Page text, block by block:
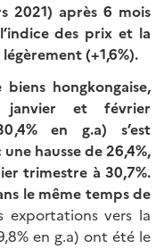
2021) après 6 mois
des prix et la
(+1,6%).
hongkongaise,
et février
en g.a) s’est
hausse de 26,4%,
trimestre à 30,7%.
le même temps de
exportations vers la
en g.a) ont été le